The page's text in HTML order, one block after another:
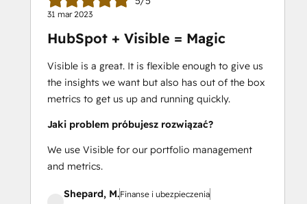
31 mar 2023
HubSpot + Visible = Magic
Visible is a great. It is flexible enough to give us
the insights we want but also has out of the box
metrics to get us up and running quickly.
Jaki problem próbujesz rozwiązać?
We use Visible for our portfolio management
and metrics.
Shepard, M.Finanse i ubezpieczenia